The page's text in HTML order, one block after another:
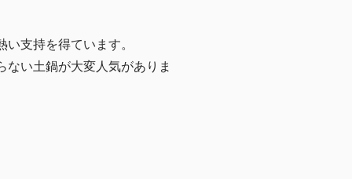
支持を得ています。
い土鍋が大変人気がありま